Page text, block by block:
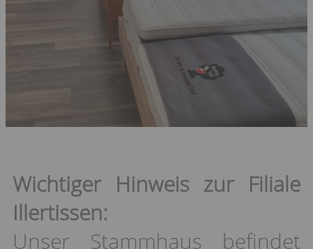
Wichtiger Hinweis zur Filiale
Illertissen:
Unser Stammhaus befindet